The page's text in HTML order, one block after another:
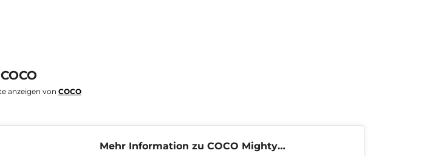
Mehr Information zu COCO Mighty
COCO
anzeigen von COCO